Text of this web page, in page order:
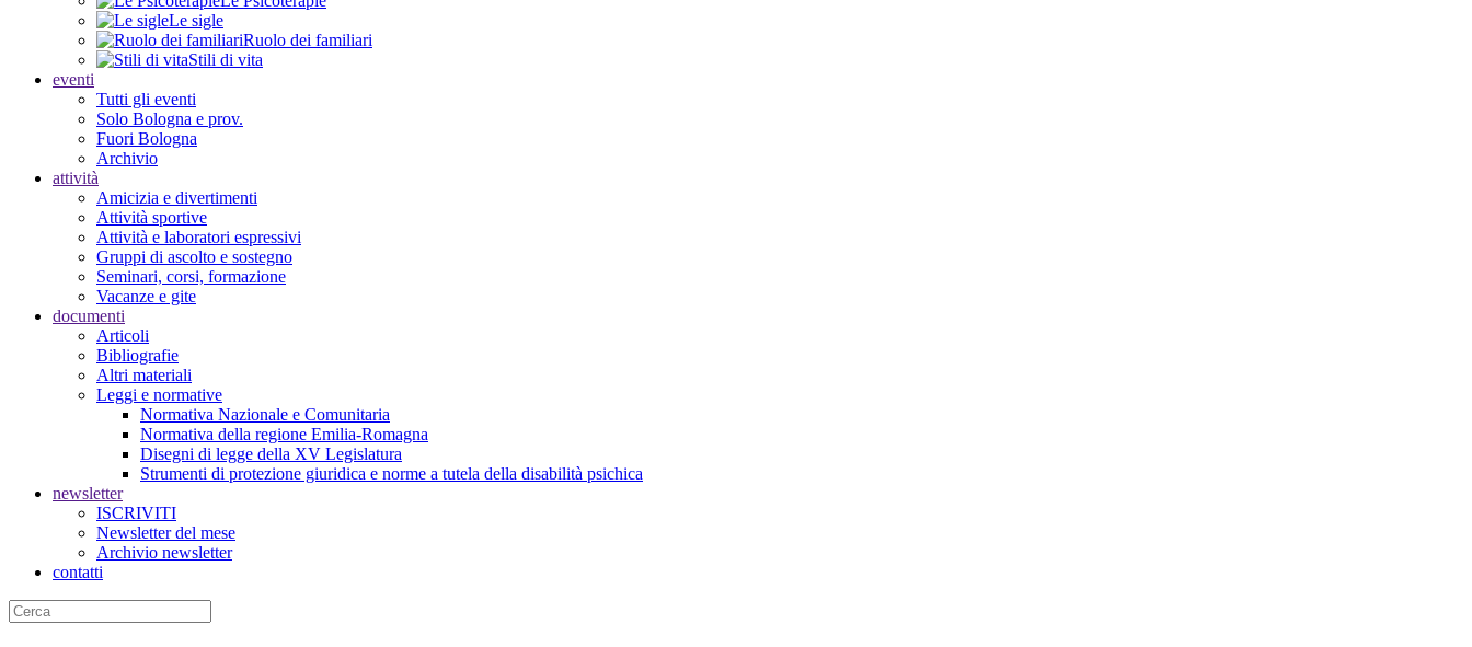
Le sigle
Ruolo dei familiari
Stili di vita
eventi
Tutti gli eventi
Solo Bologna e prov.
Fuori Bologna
Archivio
attività
Amicizia e divertimenti
Attività sportive
Attività e laboratori espressivi
Gruppi di ascolto e sostegno
Seminari, corsi, formazione
Vacanze e gite
documenti
Articoli
Bibliografie
Altri materiali
Leggi e normative
Normativa Nazionale e Comunitaria
Normativa della regione Emilia-Romagna
Disegni di legge della XV Legislatura
Strumenti di protezione giuridica e norme a tutela della disabilità psichica
newsletter
ISCRIVITI
Newsletter del mese
Archivio newsletter
contatti